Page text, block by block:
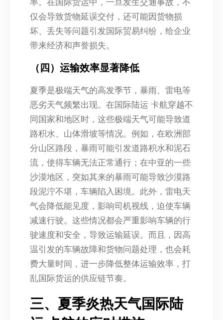
仅会导致货物延误交付，还可能因货物损
坏、丢失等问题引发国际贸易纠纷，给企业
带来经济和声誉损失。
（四）运输效率显著降低
夏季是极端天气的高发季节，暴雨、雷电等
恶劣天气频繁出现。在国际陆运 卡航穿越不
同国家和地区时，这些极端天气可能导致道
路积水、山体滑坡等情况。例如，在欧洲部
分山区路段，暴雨可能引发道路积水和泥石
流，使得车辆无法正常通行；在中亚的一些
沙漠地区，突如其来的暴雨可能导致沙漠路
段泥泞不堪，车辆陷入困境。此外，雷电天
气会降低能见度，影响司机视线，迫使车辆
减速行驶。这些情况都会严重影响车辆的行
驶速度和安全，导致运输延误。而且，因高
温引发的车辆故障和货物问题处理，也会耗
费大量时间，进一步降低整体运输效率，打
乱国际货运的供应链节奏。
三、夏季炎热天气国际陆